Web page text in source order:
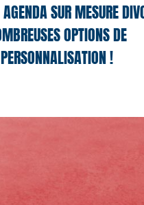
SUR MESURE
OPTIONS DE
PERSONNALISATION !